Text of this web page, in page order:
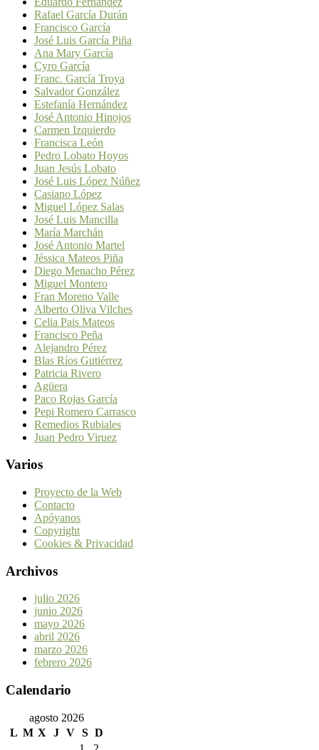
Rafael García Durán
Francisco García
José Luis García Piña
Ana Mary García
Cyro García
Franc. García Troya
Salvador González
Estefanía Hernández
José Antonio Hinojos
Carmen Izquierdo
Francisca León
Pedro Lobato Hoyos
Juan Jesús Lobato
José Luis López Núñez
Casiano López
Miguel López Salas
José Luis Mancilla
María Marchán
José Antonio Martel
Jéssica Mateos Piña
Diego Menacho Pérez
Miguel Montero
Fran Moreno Valle
Alberto Oliva Vilches
Celia Pais Mateos
Francisco Peña
Alejandro Pérez
Blas Ríos Gutiérrez
Patricia Rivero
Agüera
Paco Rojas García
Pepi Romero Carrasco
Remedios Rubiales
Juan Pedro Viruez
Varios
Proyecto de la Web
Contacto
Apóyanos
Copyright
Cookies & Privacidad
Archivos
julio 2026
junio 2026
mayo 2026
abril 2026
marzo 2026
febrero 2026
Calendario
agosto 2026
L M X J V S D